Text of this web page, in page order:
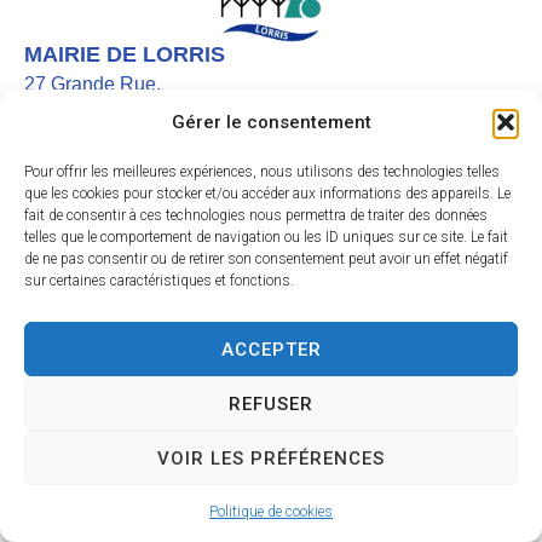
Gérer le consentement
Pour offrir les meilleures expériences, nous utilisons des technologies telles
que les cookies pour stocker et/ou accéder aux informations des appareils. Le
fait de consentir à ces technologies nous permettra de traiter des données
telles que le comportement de navigation ou les ID uniques sur ce site. Le fait
de ne pas consentir ou de retirer son consentement peut avoir un effet négatif
sur certaines caractéristiques et fonctions.
ACCEPTER
REFUSER
VOIR LES PRÉFÉRENCES
Politique de cookies
MAIRIE DE LORRIS
27 Grande Rue,
Nous contacter
Instagram
Facebook
Le lundi et vendredi de 9h à 12h
Du mardi au jeudi de 9h à 12h et de 13h30 à 17h
Mentions légalesPlan du siteConfidentialité